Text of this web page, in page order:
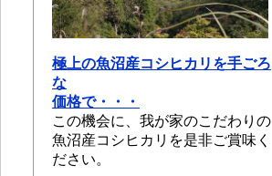
極上の魚沼産コシヒカリを手ごろ
な
価格で・・・
この機会に、我が家のこだわりの
魚沼産コシヒカリを是非ご賞味く
ださい。